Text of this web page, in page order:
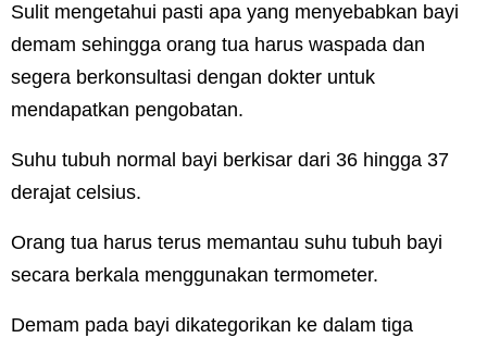
Sulit mengetahui pasti apa yang menyebabkan bayi
demam sehingga orang tua harus waspada dan
segera berkonsultasi dengan dokter untuk
mendapatkan pengobatan.
Suhu tubuh normal bayi berkisar dari 36 hingga 37
derajat celsius.
Orang tua harus terus memantau suhu tubuh bayi
secara berkala menggunakan termometer.
Demam pada bayi dikategorikan ke dalam tiga